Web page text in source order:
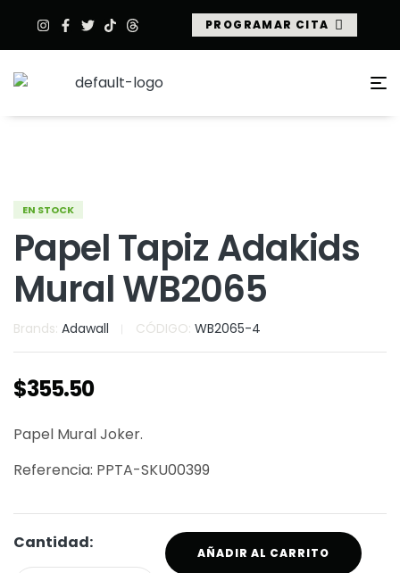
PROGRAMAR CITA
EN STOCK
Papel Tapiz Adakids
Mural WB2065
Brands: Adawall CÓDIGO: WB2065-4
$355.50
Papel Mural Joker.
Referencia: PPTA-SKU00399
Cantidad:
AÑADIR AL CARRITO